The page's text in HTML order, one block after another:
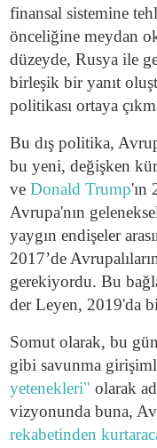
finansal sistemine
önceliğine meydan
düzeyde, Rusya ile
birleşik bir yanıt
politikası ortaya
Bu dış politika,
bu yeni, değişken
ve Donald Trump'ın
Avrupa'nın
yaygın endişeler
2017’de
gerekiyordu. Bu
der Leyen, 2019'da
Somut olarak, bu
gibi savunma
yetenekleri" olarak
vizyonunda buna,
rekabetinden